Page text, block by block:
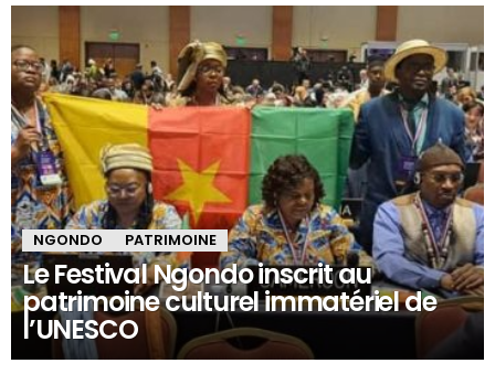
NGONDO PATRIMOINE
Le Festival Ngondo inscrit au
patrimoine culturel immatériel de
l’UNESCO